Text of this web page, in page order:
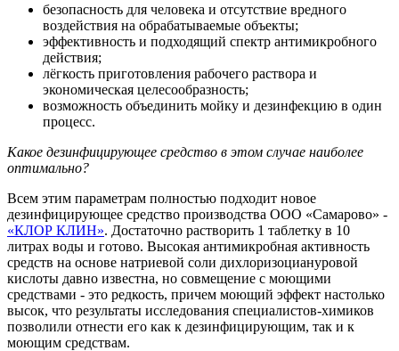
безопасность для человека и отсутствие вредного
воздействия на обрабатываемые объекты;
эффективность и подходящий спектр антимикробного
действия;
лёгкость приготовления рабочего раствора и
экономическая целесообразность;
возможность объединить мойку и дезинфекцию в один
процесс.
Какое дезинфицирующее средство в этом случае наиболее
оптимально?
Всем этим параметрам полностью подходит новое
дезинфицирующее средство производства ООО «Самарово» -
«КЛОР КЛИН». Достаточно растворить 1 таблетку в 10
литрах воды и готово. Высокая антимикробная активность
средств на основе натриевой соли дихлоризоциануровой
кислоты давно известна, но совмещение с моющими
средствами - это редкость, причем моющий эффект настолько
высок, что результаты исследования специалистов-химиков
позволили отнести его как к дезинфицирующим, так и к
моющим средствам.